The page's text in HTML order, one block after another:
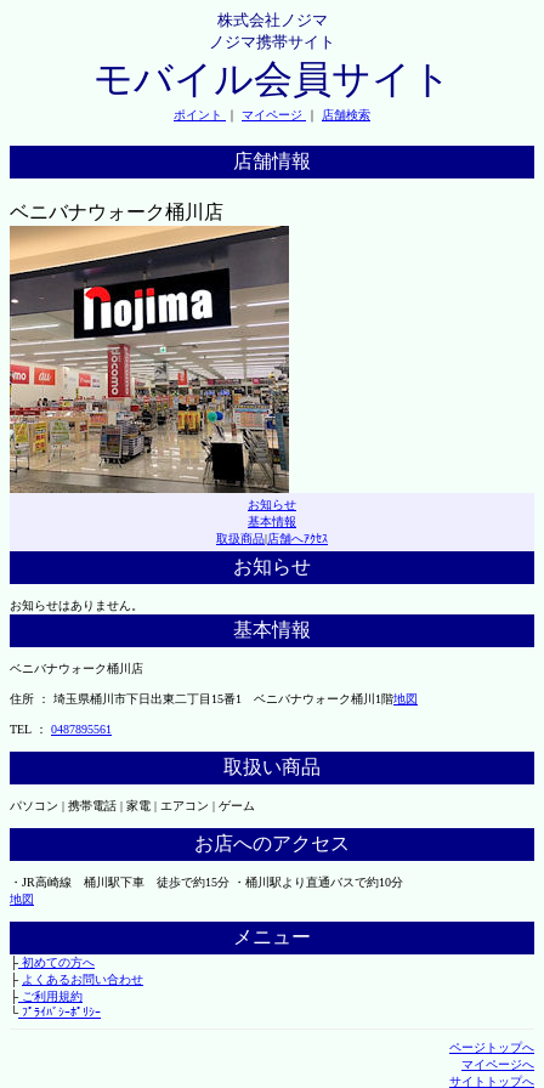
株式会社ノジマ
ノジマ携帯サイト
モバイル会員サイト
ポイント ｜ マイページ ｜ 店舗検索
店舗情報
ベニバナウォーク桶川店
お知らせ
基本情報
取扱商品|店舗へｱｸｾｽ
お知らせ
お知らせはありません。
基本情報
ベニバナウォーク桶川店
住所 ： 埼玉県桶川市下日出東二丁目15番1 ベニバナウォーク桶川1階地図
TEL ： 0487895561
取扱い商品
パソコン | 携帯電話 | 家電 | エアコン | ゲーム
お店へのアクセス
・JR高崎線 桶川駅下車 徒歩で約15分 ・桶川駅より直通バスで約10分
地図
メニュー
├初めての方へ
├ よくあるお問い合わせ
├ご利用規約
└ﾌﾟﾗｲﾊﾞｼｰﾎﾟﾘｼｰ
ページトップへ
マイページへ
サイトトップへ